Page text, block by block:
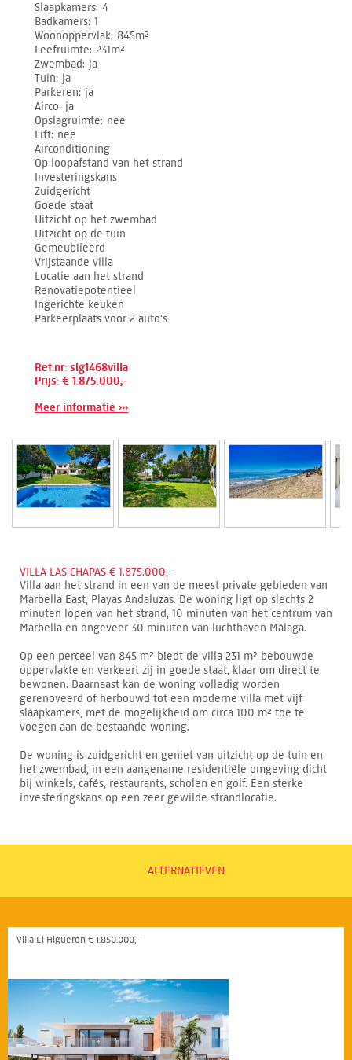
Slaapkamers 4
Badkamers 1
Woonoppervlak 845m²
Leefruimte 231m²
Zwembad ja
Tuin ja
Parkeren ja
Airco ja
Opslagruimte nee
Lift nee
Airconditioning
Op loopafstand van het strand
Investeringskans
Zuidgericht
Goede staat
Uitzicht op het zwembad
Uitzicht op de tuin
Gemeubileerd
Vrijstaande villa
Locatie aan het strand
Renovatiepotentieel
Ingerichte keuken
Parkeerplaats voor 2 auto's
Ref.nr: slg1468villa
Prijs: € 1.875.000,-
Meer informatie ›››
VILLA LAS CHAPAS € 1.875.000,-
Villa aan het strand in een van de meest private gebieden van
Marbella East, Playas Andaluzas. De woning ligt op slechts 2
minuten lopen van het strand, 10 minuten van het centrum van
Marbella en ongeveer 30 minuten van luchthaven Málaga.
Op een perceel van 845 m² biedt de villa 231 m² bebouwde
oppervlakte en verkeert zij in goede staat, klaar om direct te
bewonen. Daarnaast kan de woning volledig worden
gerenoveerd of herbouwd tot een moderne villa met vijf
slaapkamers, met de mogelijkheid om circa 100 m² toe te
voegen aan de bestaande woning.
De woning is zuidgericht en geniet van uitzicht op de tuin en
het zwembad, in een aangename residentiële omgeving dicht
bij winkels, cafés, restaurants, scholen en golf. Een sterke
investeringskans op een zeer gewilde strandlocatie.
ALTERNATIEVEN
Villa El Higuerón € 1.850.000,-